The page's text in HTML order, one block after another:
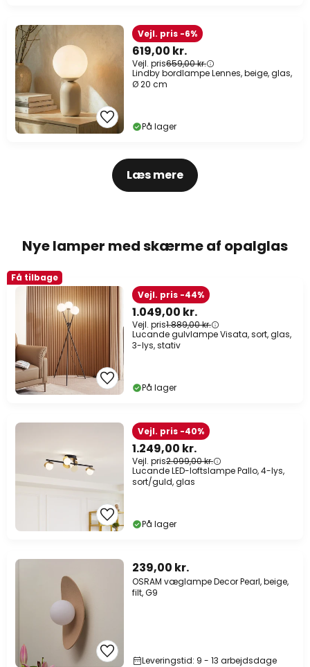
619,00 kr.
Vejl. pris659,00 kr.
Vejl. pris -6%
Lindby bordlampe Lennes, beige, glas,
Ø 20 cm
På lager
Læs mere
Nye lamper med skærme af opalglas
Få tilbage
1.049,00 kr.
Vejl. pris1.889,00 kr.
Vejl. pris -44%
Lucande gulvlampe Visata, sort, glas,
3-lys, stativ
På lager
1.249,00 kr.
Vejl. pris2.099,00 kr.
Vejl. pris -40%
Lucande LED-loftslampe Pallo, 4-lys,
sort/guld, glas
På lager
239,00 kr.
OSRAM væglampe Decor Pearl, beige,
filt, G9
Leveringstid: 9 - 13 arbejdsdage